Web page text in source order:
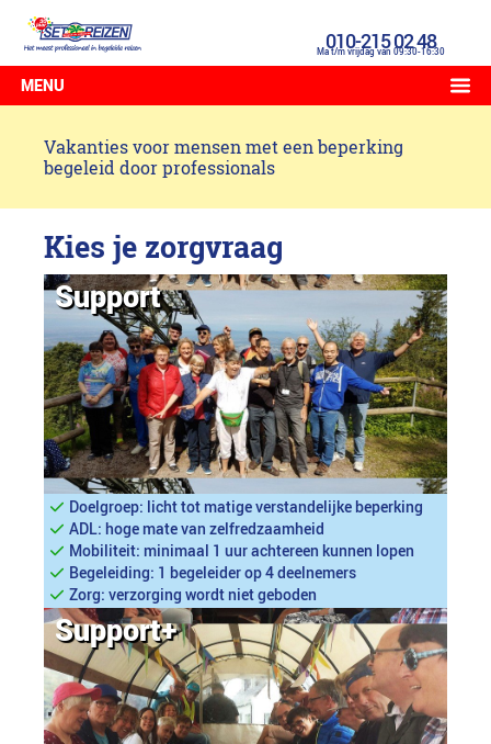
010-215 02 48
Ma t/m vrijdag van 09:30-16:30
MENU
Vakanties voor mensen met een beperking
begeleid door professionals
Kies je zorgvraag
Support
Doelgroep: licht tot matige verstandelijke beperking
ADL: hoge mate van zelfredzaamheid
Mobiliteit: minimaal 1 uur achtereen kunnen lopen
Begeleiding: 1 begeleider op 4 deelnemers
Zorg: verzorging wordt niet geboden
Support+